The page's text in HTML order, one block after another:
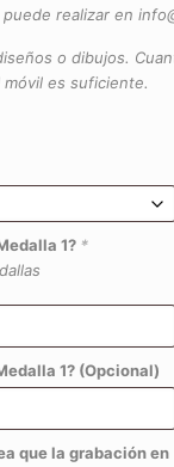
realizar en
o dibujos.
es suficiente.
1? *
1? (Opcional)
que la grabación en